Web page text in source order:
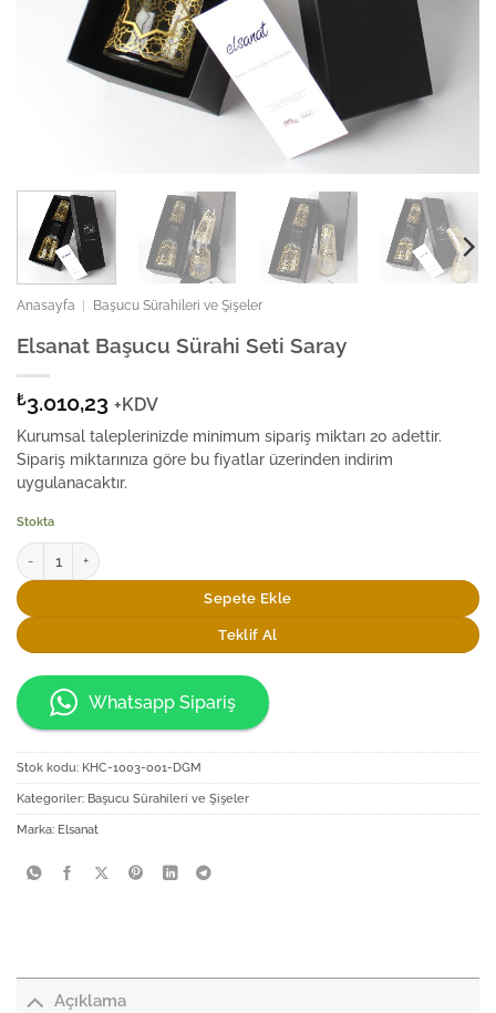
Anasayfa Başucu Sürahileri ve Şişeler
Elsanat Başucu Sürahi Seti Saray
₺3.010,23 +KDV
Kurumsal taleplerinizde minimum sipariş miktarı 20 adettir.
Sipariş miktarınıza göre bu fiyatlar üzerinden indirim
uygulanacaktır.
Stokta
Elsanat Başucu Sürahi Seti Saray adet
Sepete Ekle
Teklif Al
Whatsapp Sipariş
Stok kodu: KHC-1003-001-DGM
Kategoriler: Başucu Sürahileri ve Şişeler
Marka: Elsanat
Açıklama